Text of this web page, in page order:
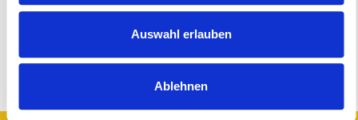
Auswahl erlauben
Ablehnen